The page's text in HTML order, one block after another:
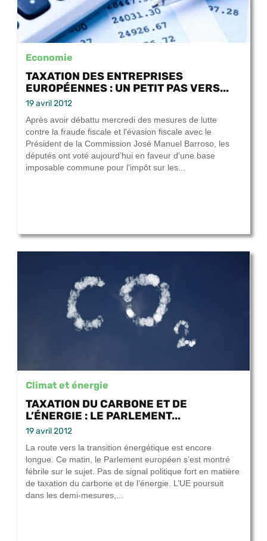
Economie
TAXATION DES ENTREPRISES
EUROPÉENNES : UN PETIT PAS VERS...
19 avril 2012
Après avoir débattu mercredi des mesures de lutte
contre la fraude fiscale et l'évasion fiscale avec le
Président de la Commission José Manuel Barroso, les
députés ont voté aujourd’hui en faveur d'une base
imposable commune pour l'impôt sur les...
Climat et énergie
TAXATION DU CARBONE ET DE
L’ÉNERGIE : LE PARLEMENT...
19 avril 2012
La route vers la transition énergétique est encore
longue. Ce matin, le Parlement européen s’est montré
fébrile sur le sujet. Pas de signal politique fort en matière
de taxation du carbone et de l’énergie. L’UE poursuit
dans les demi-mesures,...